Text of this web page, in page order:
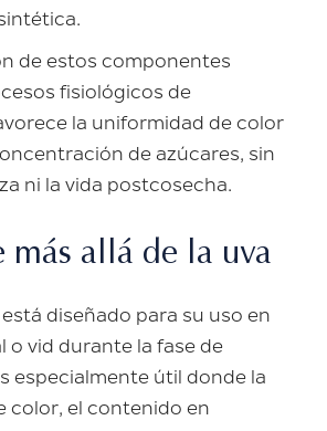
de estos componentes
fisiológicos de
la uniformidad de color
de azúcares, sin
ni la vida postcosecha.
allá de la uva
diseñado para su uso en
o vid durante la fase de
especialmente útil donde la
color, el contenido en